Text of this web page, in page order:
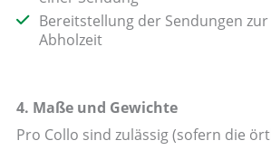
Bereitstellung der Sendungen
Abholzeit
4. Maße und Gewichte
Pro Collo sind zulässig (sofern die